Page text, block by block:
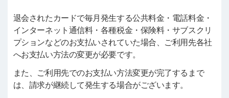
退会されたカードで毎月発生する公共料金・電話料金・
インターネット通信料・各種税金・保険料・サブスクリ
プションなどのお支払いされていた場合、ご利用先各社
へお支払い方法の変更が必要です。
また、ご利用先でのお支払い方法変更が完了するまで
は、請求が継続して発生する場合がございます。